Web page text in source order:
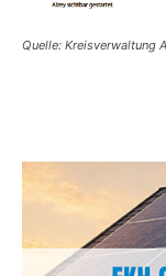
Quelle: Kreisverwaltung